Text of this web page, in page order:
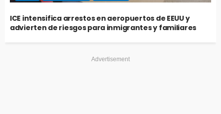
ICE intensifica arrestos en aeropuertos de EEUU y
advierten de riesgos para inmigrantes y familiares
Advertisement